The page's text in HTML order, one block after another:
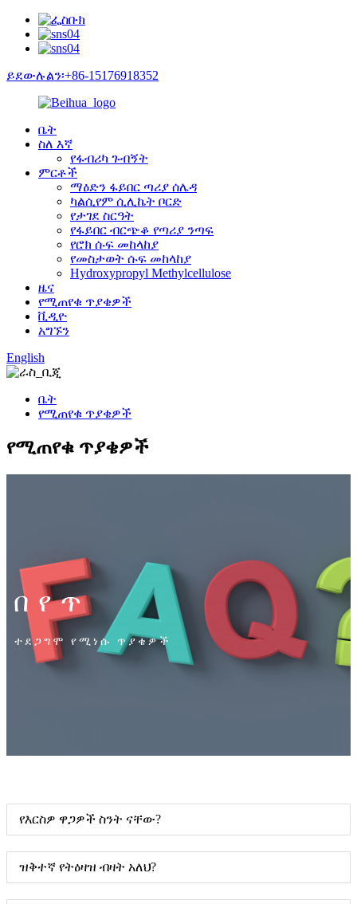
ይደውሉልን፡+86-15176918352
ቤት
ስለ እኛ
የፋብሪካ ጉብኝት
ምርቶች
ማዕድን ፋይበር ጣሪያ ሰሌዳ
ካልሲየም ሲሊኬት ቦርድ
የታገደ ስርዓት
የፋይበር ብርጭቆ የጣሪያ ንጣፍ
የሮክ ሱፍ መከላከያ
የመስታወት ሱፍ መከላከያ
Hydroxypropyl Methylcellulose
ዜና
የሚጠየቁ ጥያቄዎች
ቪዲዮ
አግኙን
English
ቤት
የሚጠየቁ ጥያቄዎች
የሚጠየቁ ጥያቄዎች
በየጥ
ተደጋግሞ የሚነሱ ጥያቄዎች
የእርስዎ ዋጋዎች ስንት ናቸው?
ዝቅተኛ የትዕዛዝ ብዛት አለህ?